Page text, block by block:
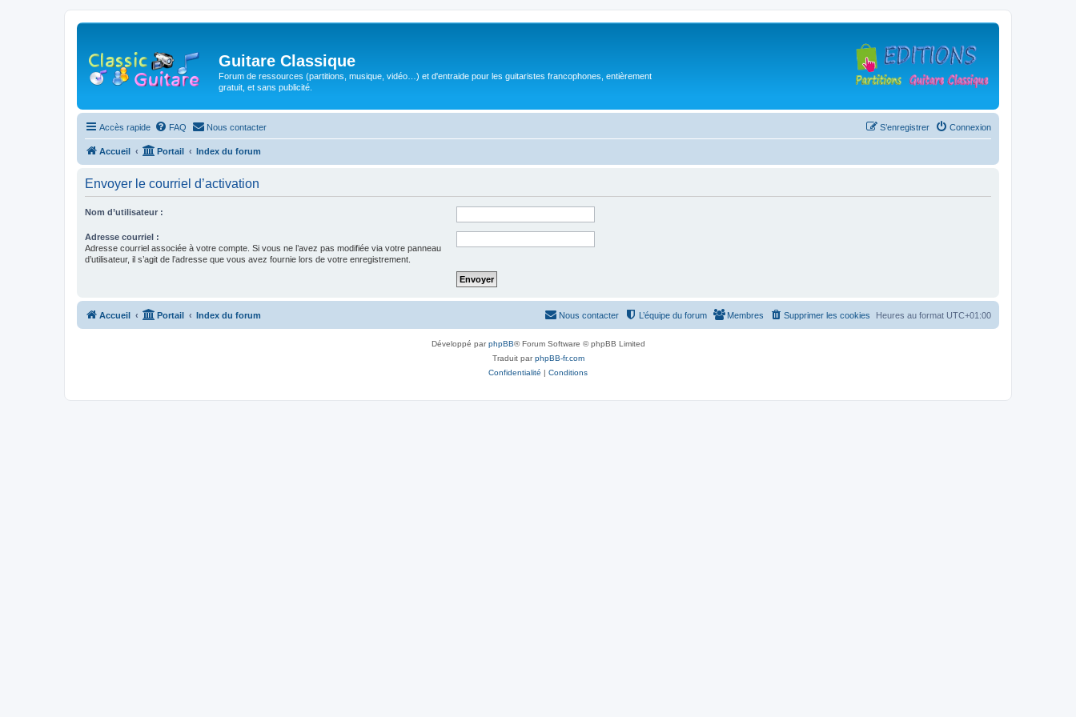
Guitare Classique
Forum de ressources (partitions, musique, vidéo…) et d'entraide pour les guitaristes francophones, entièrement
gratuit, et sans publicité.
Accès rapide FAQ Nous contacter Connexion
S’enregistrer
Accueil Portail Index du forum
Envoyer le courriel d’activation
Nom d’utilisateur :
Adresse courriel :
Adresse courriel associée à votre compte. Si vous ne l’avez pas modifiée via votre panneau
d’utilisateur, il s’agit de l’adresse que vous avez fournie lors de votre enregistrement.
Accueil Portail Index du forum Heures au format UTC+01:00
Supprimer les cookies
Membres
L’équipe du forum
Nous contacter
Développé parphpBB® Forum Software © phpBB Limited
Traduit parphpBB-fr.com
Confidentialité | Conditions